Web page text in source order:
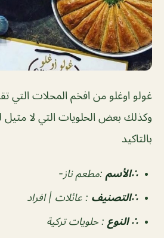
غولو اوغلو من افخم المحلات التي
وكذلك بعض الحلويات التي لا مثيل
بالتاكيد
∴الأسم :مطعم ناز-
∴التصنيف : عائلات | افراد
∴ النوع : حلويات تركية